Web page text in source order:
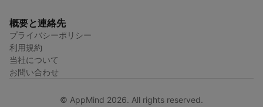
概要と連絡先
プライバシーポリシー
利用規約
当社について
お問い合わせ
© AppMind 2026. All rights reserved.